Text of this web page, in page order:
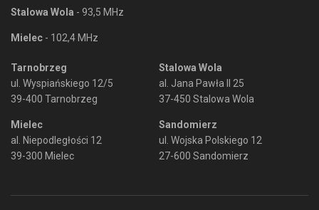
Stalowa Wola - 93,5 MHz
Mielec - 102,4 MHz
Tarnobrzeg
ul. Wyspiańskiego 12/5
39-400 Tarnobrzeg
Mielec
al. Niepodległości 12
39-300 Mielec
Stalowa Wola
al. Jana Pawła II 25
37-450 Stalowa Wola
Sandomierz
ul. Wojska Polskiego 12
27-600 Sandomierz